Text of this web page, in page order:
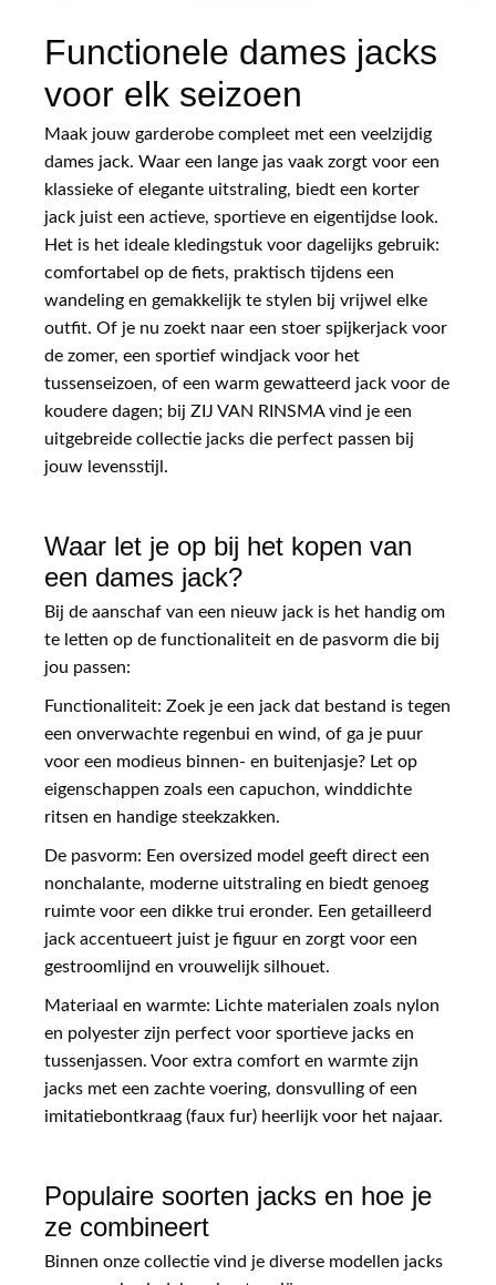
Functionele dames jacks
voor elk seizoen
Maak jouw garderobe compleet met een veelzijdig
dames jack. Waar een lange jas vaak zorgt voor een
klassieke of elegante uitstraling, biedt een korter
jack juist een actieve, sportieve en eigentijdse look.
Het is het ideale kledingstuk voor dagelijks gebruik:
comfortabel op de fiets, praktisch tijdens een
wandeling en gemakkelijk te stylen bij vrijwel elke
outfit. Of je nu zoekt naar een stoer spijkerjack voor
de zomer, een sportief windjack voor het
tussenseizoen, of een warm gewatteerd jack voor de
koudere dagen; bij ZIJ VAN RINSMA vind je een
uitgebreide collectie jacks die perfect passen bij
jouw levensstijl.
Waar let je op bij het kopen van
een dames jack?
Bij de aanschaf van een nieuw jack is het handig om
te letten op de functionaliteit en de pasvorm die bij
jou passen:
Functionaliteit: Zoek je een jack dat bestand is tegen
een onverwachte regenbui en wind, of ga je puur
voor een modieus binnen- en buitenjasje? Let op
eigenschappen zoals een capuchon, winddichte
ritsen en handige steekzakken.
De pasvorm: Een oversized model geeft direct een
nonchalante, moderne uitstraling en biedt genoeg
ruimte voor een dikke trui eronder. Een getailleerd
jack accentueert juist je figuur en zorgt voor een
gestroomlijnd en vrouwelijk silhouet.
Materiaal en warmte: Lichte materialen zoals nylon
en polyester zijn perfect voor sportieve jacks en
tussenjassen. Voor extra comfort en warmte zijn
jacks met een zachte voering, donsvulling of een
imitatiebontkraag (faux fur) heerlijk voor het najaar.
Populaire soorten jacks en hoe je
ze combineert
Binnen onze collectie vind je diverse modellen jacks